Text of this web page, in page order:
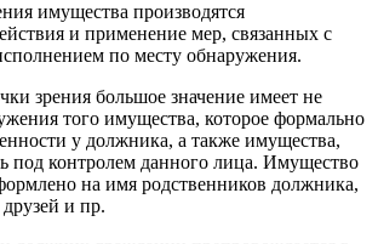
имущества производятся
и применение мер, связанных с
по месту обнаружения.
зрения большое значение имеет не
того имущества, которое формально
у должника, а также имущества,
под контролем данного лица. Имущество
на имя родственников должника,
и пр.